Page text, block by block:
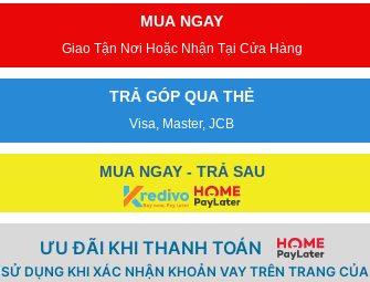
MUA NGAY
Giao Tận Nơi Hoặc Nhận Tại Cửa Hàng
TRẢ GÓP QUA THẺ
Visa, Master, JCB
MUA NGAY - TRẢ SAU
ƯU ĐÃI KHI THANH TOÁN
DỤNG KHI XÁC NHẬN KHOẢN VAY TRÊN TRANG CỦA